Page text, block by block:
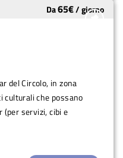
Da65€/giorno
del Circolo, in zona
culturali che possano
(per servizi, cibi e